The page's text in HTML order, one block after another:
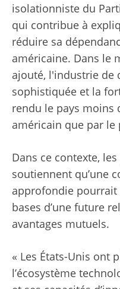
isolationniste du
qui contribue à
réduire sa
américaine. Dans le
ajouté, l'industrie de
sophistiquée et la
rendu le pays moins
américain que par le
Dans ce contexte,
soutiennent qu’une
approfondie
bases d’une future
avantages mutuels.
« Les États-Unis ont
l’écosystème